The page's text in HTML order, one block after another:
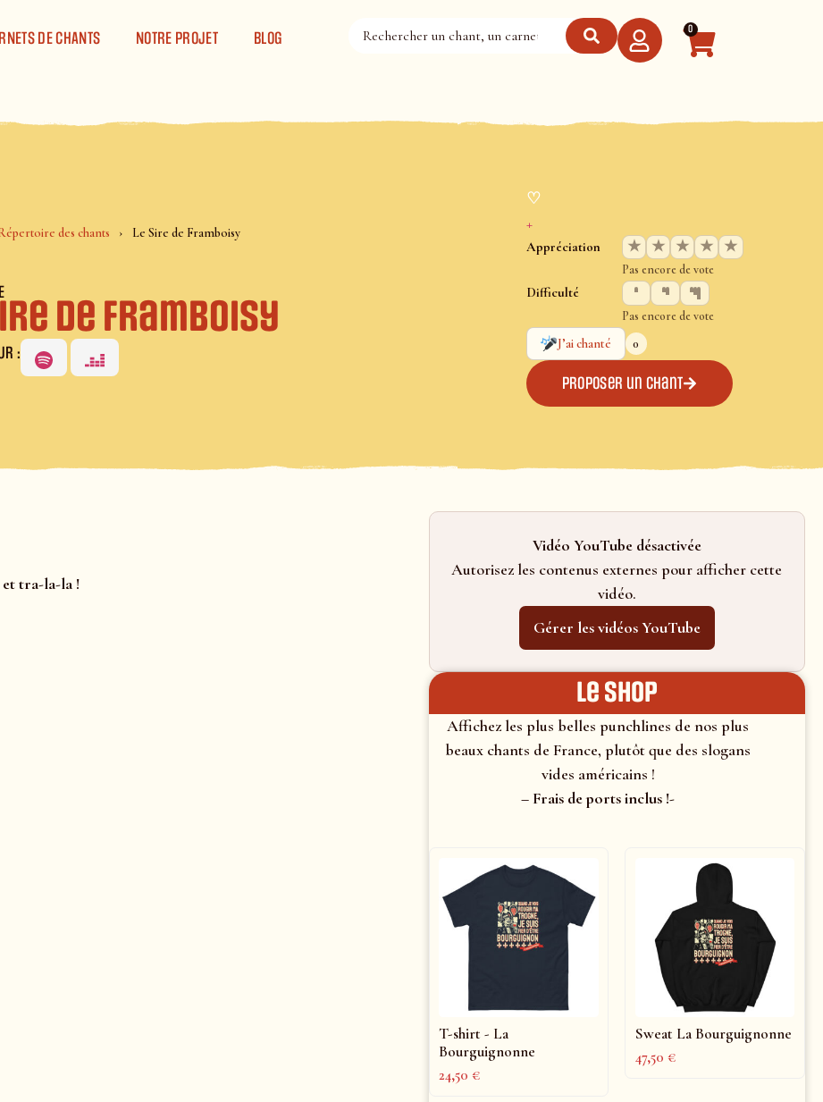
DE CHANTS NOTRE PROJET BLOG 0
des chants Le Sire de Framboisy
de Framboisy
:
♡
+
Appréciation ★ ★ ★ ★ ★
Pas encore de vote
Difficulté
Pas encore de vote
J’ai chanté
0
Proposer un chant
tra-la-la !
Vidéo YouTube désactivée
Autorisez les contenus externes pour afficher cette
vidéo.
Gérer les vidéos YouTube
le shop
Affichez les plus belles punchlines de nos plus
beaux chants de France, plutôt que des slogans
vides américains !
– Frais de ports inclus !-
T-shirt - La
Bourguignonne
24,50€
Sweat La Bourguignonne
47,50€